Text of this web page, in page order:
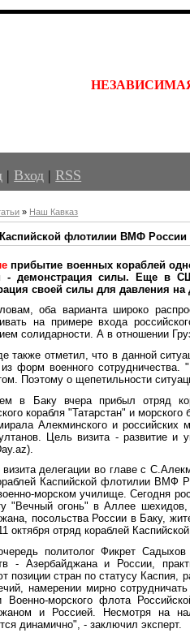
|Вход |RSS
» Наш Кавказ
флотилии ВМФ России
прибытие военных кораблей
- демонстрация силы. Еще в
своей силы для давления на
оба варианта широко
на примере входа
солидарности. А в отношении
также отметил, что в данной
форм военного
Поэтому о щепетильности
в Баку вчера прибыл отряд
корабля "Татарстан" и
Алекминского и
Цель визита - развитие и
делегации во главе с
Каспийской флотилии ВМФ
морском училище. Сегодня
"Вечный огонь" в Аллее
посольства России в Баку,
октября отряд кораблей
политолог Фикрет
- Азербайджана и России,
позиции стран по статусу Каспия,
намерении мирно
Военно-морского флота
и Россией. Несмотря на
динамично", - заключил эксперт.